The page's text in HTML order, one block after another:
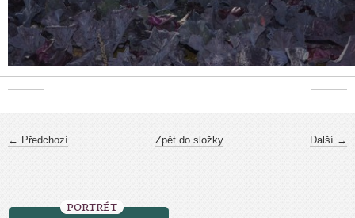
← Předchozí Další →
Zpět do složky
PORTRÉT